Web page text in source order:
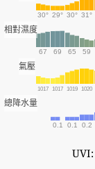
30° 29° 30° 31°
相對濕度
67 69 65 59
氣壓
1017 1017 1019 1020
總降水量
0.1 0.1 0.2
UVI: